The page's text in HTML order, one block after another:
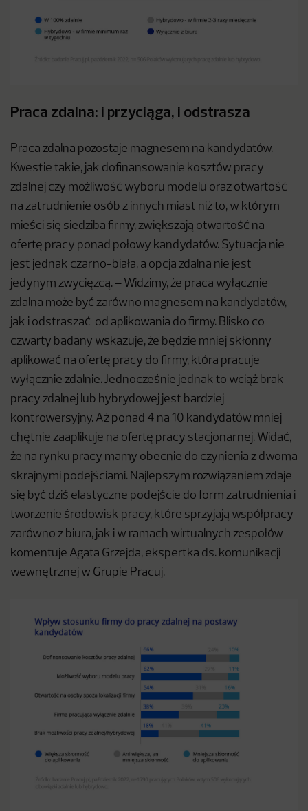
Praca zdalna: i przyciąga, i odstrasza
Praca zdalna pozostaje magnesem na kandydatów.
Kwestie takie, jak dofinansowanie kosztów pracy
zdalnej czy możliwość wyboru modelu oraz otwartość
na zatrudnienie osób z innych miast niż to, w którym
mieści się siedziba firmy, zwiększają otwartość na
ofertę pracy ponad połowy kandydatów. Sytuacja nie
jest jednak czarno-biała, a opcja zdalna nie jest
jedynym zwycięzcą. – Widzimy, że praca wyłącznie
zdalna może być zarówno magnesem na kandydatów,
jak i odstraszać od aplikowania do firmy. Blisko co
czwarty badany wskazuje, że będzie mniej skłonny
aplikować na ofertę pracy do firmy, która pracuje
wyłącznie zdalnie. Jednocześnie jednak to wciąż brak
pracy zdalnej lub hybrydowej jest bardziej
kontrowersyjny. Aż ponad 4 na 10 kandydatów mniej
chętnie zaaplikuje na ofertę pracy stacjonarnej. Widać,
że na rynku pracy mamy obecnie do czynienia z dwoma
skrajnymi podejściami. Najlepszym rozwiązaniem zdaje
się być dziś elastyczne podejście do form zatrudnienia i
tworzenie środowisk pracy, które sprzyjają współpracy
zarówno z biura, jak i w ramach wirtualnych zespołów –
komentuje Agata Grzejda, ekspertka ds. komunikacji
wewnętrznej w Grupie Pracuj.